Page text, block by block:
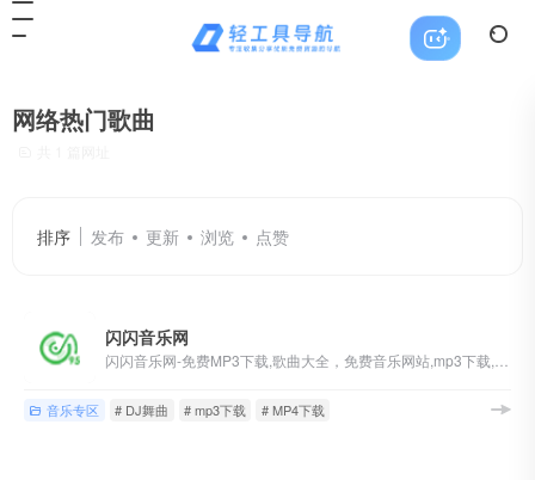
网络热门歌曲
排序 发布 更新 浏览 点赞
闪闪音乐网
音乐专区 # DJ舞曲 # mp3下载 # MP4下载